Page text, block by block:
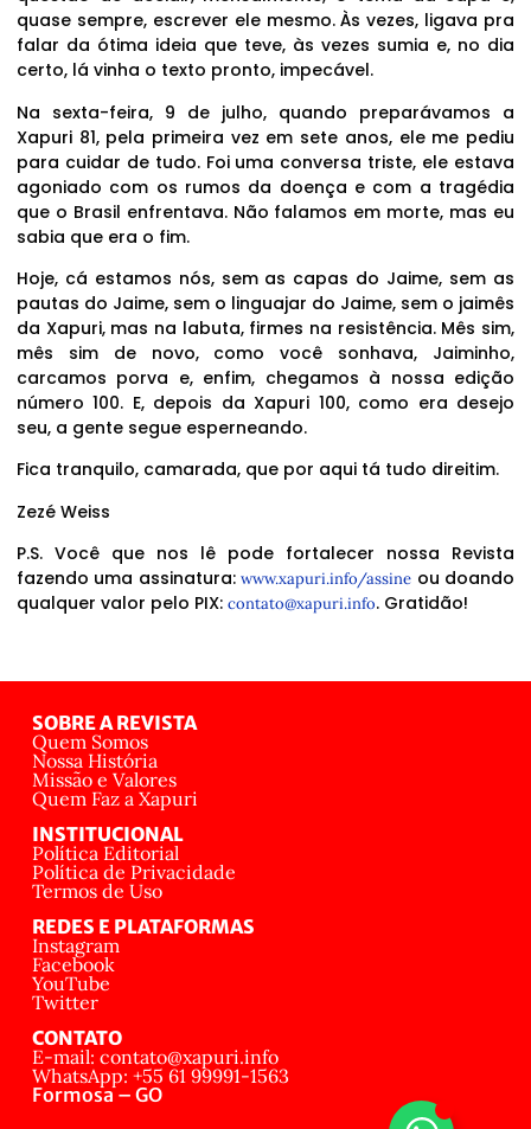
quase sempre, escrever ele mesmo. Às vezes, ligava pra
falar da ótima ideia que teve, às vezes sumia e, no dia
certo, lá vinha o texto pronto, impecável.
Na sexta-feira, 9 de julho, quando preparávamos a
Xapuri 81, pela primeira vez em sete anos, ele me pediu
para cuidar de tudo. Foi uma conversa triste, ele estava
agoniado com os rumos da doença e com a tragédia
que o Brasil enfrentava. Não falamos em morte, mas eu
sabia que era o fim.
Hoje, cá estamos nós, sem as capas do Jaime, sem as
pautas do Jaime, sem o linguajar do Jaime, sem o jaimês
da Xapuri, mas na labuta, firmes na resistência. Mês sim,
mês sim de novo, como você sonhava, Jaiminho,
carcamos porva e, enfim, chegamos à nossa edição
número 100. E, depois da Xapuri 100, como era desejo
seu, a gente segue esperneando.
Fica tranquilo, camarada, que por aqui tá tudo direitim.
Zezé Weiss
P.S. Você que nos lê pode fortalecer nossa Revista
fazendo uma assinatura:www.xapuri.info/assine ou doando
qualquer valor pelo PIX: contato@xapuri.info. Gratidão!
SOBRE A REVISTA
Quem Somos
Nossa História
Missão e Valores
Quem Faz a Xapuri
INSTITUCIONAL
Política Editorial
Política de Privacidade
Termos de Uso
REDES E PLATAFORMAS
Instagram
Facebook
YouTube
Twitter
CONTATO
E-mail: contato@xapuri.info
WhatsApp: +55 61 99991-1563
Formosa – GO